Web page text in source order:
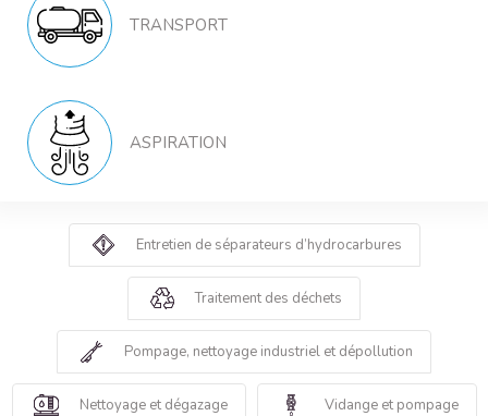
TRANSPORT
ASPIRATION
Entretien de séparateurs d’hydrocarbures
Traitement des déchets
Pompage, nettoyage industriel et dépollution
Nettoyage et dégazage Vidange et pompage